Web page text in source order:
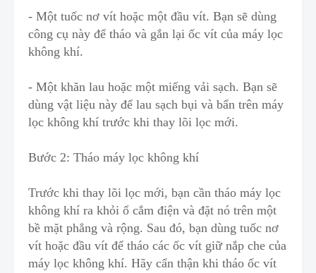
- Một tuốc nơ vít hoặc một đầu vít. Bạn sẽ dùng
công cụ này để tháo và gắn lại ốc vít của máy lọc
không khí.
- Một khăn lau hoặc một miếng vải sạch. Bạn sẽ
dùng vật liệu này để lau sạch bụi và bẩn trên máy
lọc không khí trước khi thay lõi lọc mới.
Bước 2: Tháo máy lọc không khí
Trước khi thay lõi lọc mới, bạn cần tháo máy lọc
không khí ra khỏi ổ cắm điện và đặt nó trên một
bề mặt phẳng và rộng. Sau đó, bạn dùng tuốc nơ
vít hoặc đầu vít để tháo các ốc vít giữ nắp che của
máy lọc không khí. Hãy cẩn thận khi tháo ốc vít